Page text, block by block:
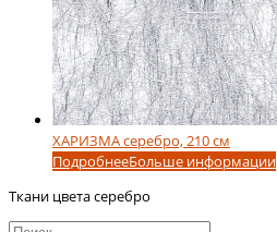
ХАРИЗМА серебро, 210 см
ПодробнееБольше информации
Ткани цвета серебро